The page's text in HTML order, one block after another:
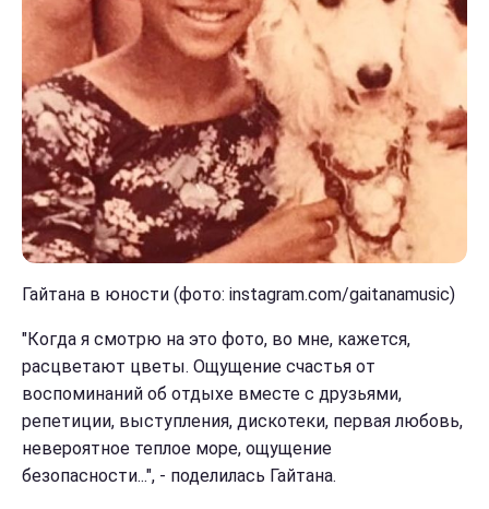
Гайтана в юности (фото: instagram.com/gaitanamusic)
"Когда я смотрю на это фото, во мне, кажется,
расцветают цветы. Ощущение счастья от
воспоминаний об отдыхе вместе с друзьями,
репетиции, выступления, дискотеки, первая любовь,
невероятное теплое море, ощущение
безопасности...", - поделилась Гайтана.